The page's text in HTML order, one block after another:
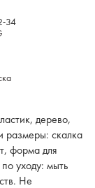
34
дерево,
размеры: скалка
форма для
уходу: мыть
Не